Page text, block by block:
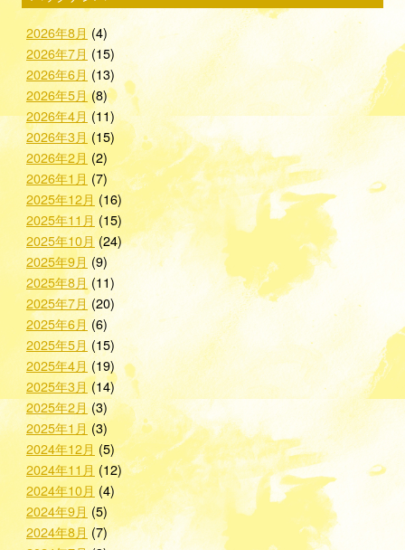
2026年8月 (4)
2026年7月 (15)
2026年6月(13)
2026年5月(8)
2026年4月(11)
2026年3月(15)
2026年2月 (2)
2026年1月 (7)
2025年12月 (16)
2025年11月 (15)
2025年10月(24)
2025年9月 (9)
2025年8月(11)
2025年7月(20)
2025年6月(6)
2025年5月 (15)
2025年4月 (19)
2025年3月 (14)
2025年2月(3)
2025年1月 (3)
2024年12月 (5)
2024年11月 (12)
2024年10月 (4)
2024年9月 (5)
2024年8月 (7)